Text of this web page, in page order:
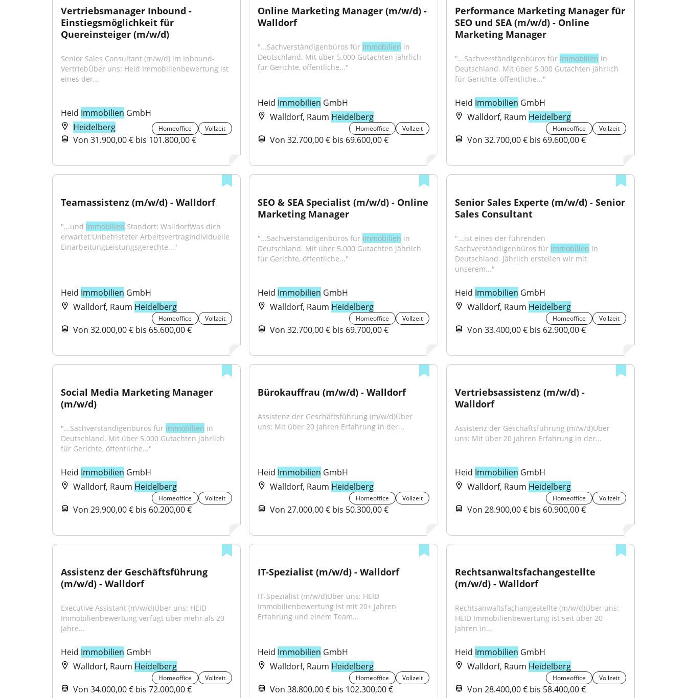
Vertriebsmanager Inbound -
Einstiegs­möglichkeit für
Quereinsteiger (m/w/d)
Senior Sales Consultant (m/w/d) im Inbound-
VertriebÜber uns: Heid Immobilienbewertung ist
eines der...
Heid Immobilien GmbH
Heidelberg
Homeoffice Vollzeit
Von 31.900,00 € bis 101.800,00 €
Online Marketing Manager (m/w/d) -
Walldorf
"...Sachverständigenbüros für Immobilien in
Deutschland. Mit über 5.000 Gutachten jährlich
für Gerichte, öffentliche..."
Heid Immobilien GmbH
Walldorf, Raum Heidelberg
Homeoffice Vollzeit
Von 32.700,00 € bis 69.600,00 €
Performance Marketing Manager für
SEO und SEA (m/w/d) - Online
Marketing Manager
"...Sachverständigenbüros für Immobilien in
Deutschland. Mit über 5.000 Gutachten jährlich
für Gerichte, öffentliche..."
Heid Immobilien GmbH
Walldorf, Raum Heidelberg
Homeoffice Vollzeit
Von 32.700,00 € bis 69.600,00 €
Teamassistenz (m/w/d) - Walldorf
"...und Immobilien.Standort: WalldorfWas dich
erwartet:Unbefristeter ArbeitsvertragIndividuelle
EinarbeitungLeistungsgerechte..."
Heid Immobilien GmbH
Walldorf, Raum Heidelberg
Homeoffice Vollzeit
Von 32.000,00 € bis 65.600,00 €
SEO & SEA Specialist (m/w/d) - Online
Marketing Manager
"...Sachverständigenbüros für Immobilien in
Deutschland. Mit über 5.000 Gutachten jährlich
für Gerichte, öffentliche..."
Heid Immobilien GmbH
Walldorf, Raum Heidelberg
Homeoffice Vollzeit
Von 32.700,00 € bis 69.700,00 €
Senior Sales Experte (m/w/d) - Senior
Sales Consultant
"...ist eines der führenden
Sachverständigenbüros für Immobilien in
Deutschland. Jährlich erstellen wir mit
unserem..."
Heid Immobilien GmbH
Walldorf, Raum Heidelberg
Homeoffice Vollzeit
Von 33.400,00 € bis 62.900,00 €
Social Media Marketing Manager
(m/w/d)
"...Sachverständigenbüros für Immobilien in
Deutschland. Mit über 5.000 Gutachten jährlich
für Gerichte, öffentliche..."
Heid Immobilien GmbH
Walldorf, Raum Heidelberg
Homeoffice Vollzeit
Von 29.900,00 € bis 60.200,00 €
Bürokauffrau (m/w/d) - Walldorf
Assistenz der Geschäftsführung (m/w/d)Über
uns: Mit über 20 Jahren Erfahrung in der...
Heid Immobilien GmbH
Walldorf, Raum Heidelberg
Homeoffice Vollzeit
Von 27.000,00 € bis 50.300,00 €
Vertriebsassistenz (m/w/d) -
Walldorf
Assistenz der Geschäftsführung (m/w/d)Über
uns: Mit über 20 Jahren Erfahrung in der...
Heid Immobilien GmbH
Walldorf, Raum Heidelberg
Homeoffice Vollzeit
Von 28.900,00 € bis 60.900,00 €
Assistenz der Geschäftsführung
(m/w/d) - Walldorf
Executive Assistant (m/w/d)Über uns: HEID
Immobilienbewertung verfügt über mehr als 20
Jahre...
Heid Immobilien GmbH
Walldorf, Raum Heidelberg
Homeoffice Vollzeit
Von 34.000,00 € bis 72.000,00 €
IT-Spezialist (m/w/d) - Walldorf
IT-Spezialist (m/w/d)Über uns: HEID
Immobilienbewertung ist mit 20+ Jahren
Erfahrung und einem Team...
Heid Immobilien GmbH
Walldorf, Raum Heidelberg
Homeoffice Vollzeit
Von 38.800,00 € bis 102.300,00 €
Rechtsanwaltsfachangestellte
(m/w/d) - Walldorf
Rechtsanwaltsfachangestellte (m/w/d)Über uns:
HEID Immobilienbewertung ist seit über 20
Jahren in...
Heid Immobilien GmbH
Walldorf, Raum Heidelberg
Homeoffice Vollzeit
Von 28.400,00 € bis 58.400,00 €